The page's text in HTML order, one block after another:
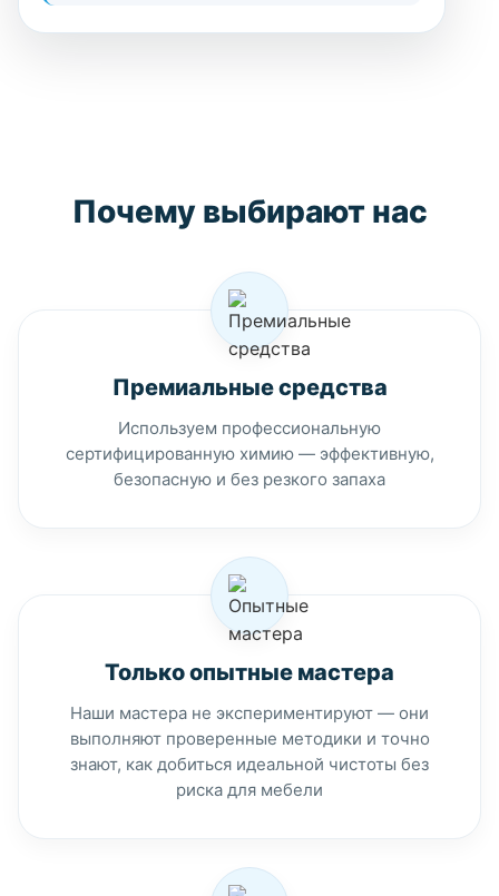
Почему выбирают нас
Премиальные средства
Используем профессиональную
сертифицированную химию — эффективную,
безопасную и без резкого запаха
Только опытные мастера
Наши мастера не экспериментируют — они
выполняют проверенные методики и точно
знают, как добиться идеальной чистоты без
риска для мебели